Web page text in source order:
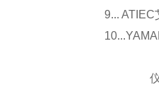
9...
仪器